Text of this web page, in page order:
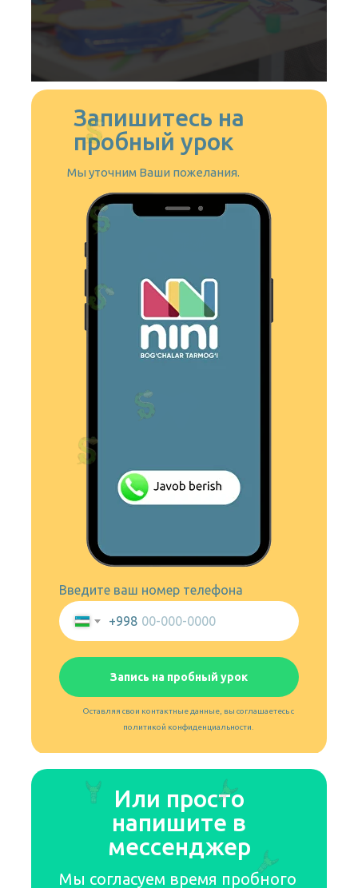
Запишитесь на
пробный урок
Мы уточним Ваши пожелания.
Оставляя свои контактные данные, вы соглашаетесь с
политикой конфиденциальности.
Введите ваш номер телефона
+998
Запись на пробный урок
Или просто
напишите в
мессенджер
Мы согласуем время пробного